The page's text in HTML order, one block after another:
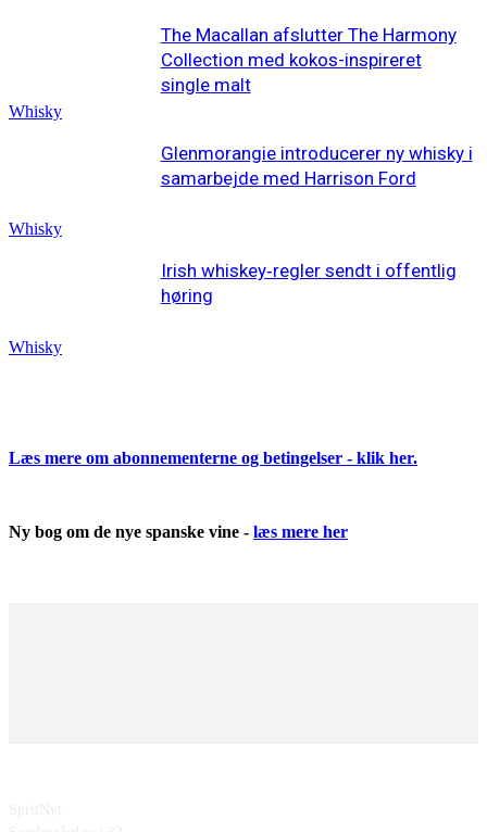
Whisky
The Macallan afslutter The Harmony
Collection med kokos-inspireret
single malt
Whisky
Glenmorangie introducerer ny whisky i
samarbejde med Harrison Ford
Whisky
Irish whiskey‑regler sendt i offentlig
høring
Læs mere om abonnementerne og betingelser - klik her.
Ny bog om de nye spanske vine - læs mere her